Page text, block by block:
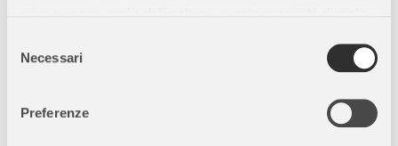
modificare o revocare il proprio consenso in qualsiasi
momento dalla Dichiarazione sui cookie o facendo clic
delNecessari
Preferenze
Dimensioni completato:
49 x 36 cm, con un’immagine vivace
34 x 23 x 4 cm, facile da conservare e
trasportare.